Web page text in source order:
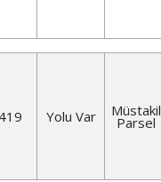
Yolu Var Müstakil
Parsel